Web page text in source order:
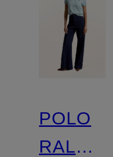
POLO
RALPH